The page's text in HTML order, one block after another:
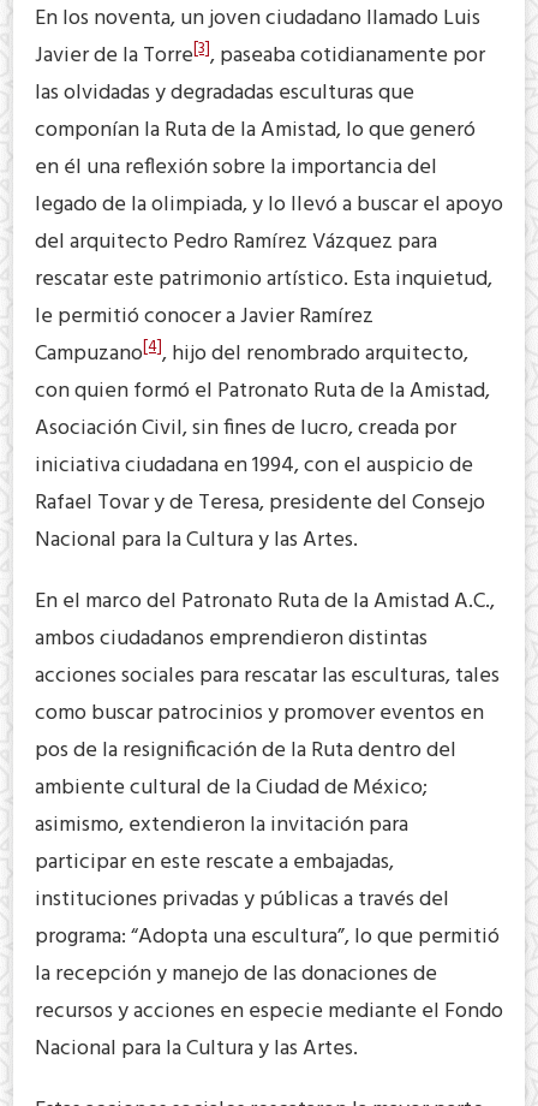
En los noventa, un joven ciudadano llamado Luis
Javier de la Torre[3], paseaba cotidianamente por
las olvidadas y degradadas esculturas que
componían la Ruta de la Amistad, lo que generó
en él una reflexión sobre la importancia del
legado de la olimpiada, y lo llevó a buscar el apoyo
del arquitecto Pedro Ramírez Vázquez para
rescatar este patrimonio artístico. Esta inquietud,
le permitió conocer a Javier Ramírez
Campuzano[4], hijo del renombrado arquitecto,
con quien formó el Patronato Ruta de la Amistad,
Asociación Civil, sin fines de lucro, creada por
iniciativa ciudadana en 1994, con el auspicio de
Rafael Tovar y de Teresa, presidente del Consejo
Nacional para la Cultura y las Artes.
En el marco del Patronato Ruta de la Amistad A.C.,
ambos ciudadanos emprendieron distintas
acciones sociales para rescatar las esculturas, tales
como buscar patrocinios y promover eventos en
pos de la resignificación de la Ruta dentro del
ambiente cultural de la Ciudad de México;
asimismo, extendieron la invitación para
participar en este rescate a embajadas,
instituciones privadas y públicas a través del
programa: “Adopta una escultura”, lo que permitió
la recepción y manejo de las donaciones de
recursos y acciones en especie mediante el Fondo
Nacional para la Cultura y las Artes.